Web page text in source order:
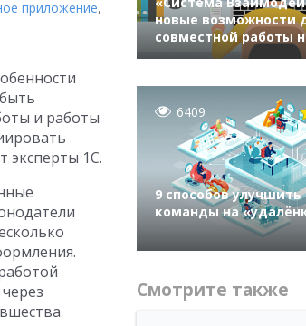
приложение,
и работы
эксперты 1С.
новые возможности
совместной работы
6409
9 способов улучшить
команды на
Смотрите также